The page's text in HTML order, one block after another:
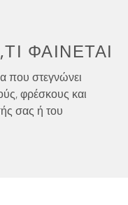
ΦΑΊΝΕΤΑΙ
που στεγνώνει
φρέσκους και
σας ή του